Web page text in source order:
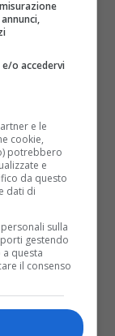
16, 6
Gorizia
19, 31
dalle
2021.
o accedervi
e le
cookie,
potrebbero
e
da questo
dati di
sulla
gestendo
questa
il consenso